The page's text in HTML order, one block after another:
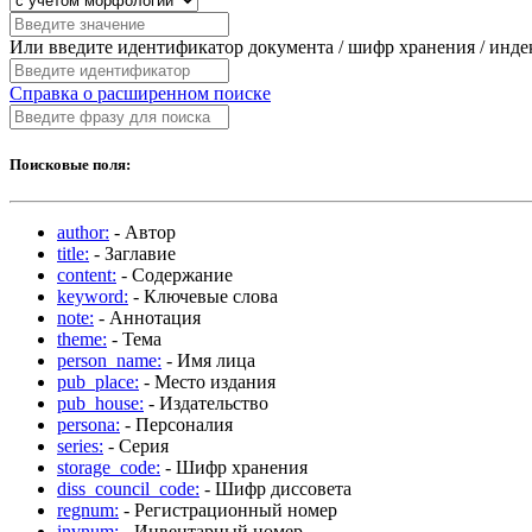
Или введите идентификатор документа / шифр хранения /
Справка о расширенном поиске
Поисковые поля:
author: - Автор
title: - Заглавие
content: - Содержание
keyword: - Ключевые слова
note: - Аннотация
theme: - Тема
person_name: - Имя лица
pub_place: - Место издания
pub_house: - Издательство
persona: - Персоналия
series: - Серия
storage_code: - Шифр хранения
diss_council_code: - Шифр диссовета
regnum: - Регистрационный номер